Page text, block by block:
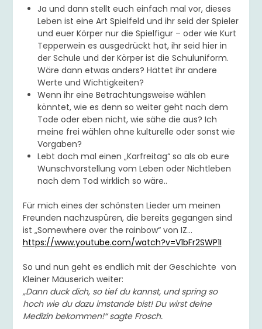
Ja und dann stellt euch einfach mal vor, dieses
Leben ist eine Art Spielfeld und ihr seid der Spieler
und euer Körper nur die Spielfigur – oder wie Kurt
Tepperwein es ausgedrückt hat, ihr seid hier in
der Schule und der Körper ist die Schuluniform.
Wäre dann etwas anders? Hättet ihr andere
Werte und Wichtigkeiten?
Wenn ihr eine Betrachtungsweise wählen
könntet, wie es denn so weiter geht nach dem
Tode oder eben nicht, wie sähe die aus? Ich
meine frei wählen ohne kulturelle oder sonst wie
Vorgaben?
Lebt doch mal einen „Karfreitag“ so als ob eure
Wunschvorstellung vom Leben oder Nichtleben
nach dem Tod wirklich so wäre..
Für mich eines der schönsten Lieder um meinen
Freunden nachzuspüren, die bereits gegangen sind
ist „Somewhere over the rainbow“ von IZ…
https://www.youtube.com/watch?v=V1bFr2SWP1I
So und nun geht es endlich mit der Geschichte von
Kleiner Mäuserich weiter:
„Dann duck dich, so tief du kannst, und spring so
hoch wie du dazu imstande bist! Du wirst deine
Medizin bekommen!“ sagte Frosch.